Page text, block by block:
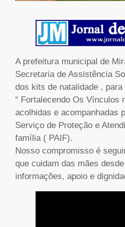
A prefeitura municipal de
Secretaria de Assistência
dos kits de natalidade ,
“ Fortalecendo Os Vínculos
acolhidas e acompanhadas
Serviço de Proteção e
família ( PAIF).
Nosso compromisso é
que cuidam das mães
informações, apoio e